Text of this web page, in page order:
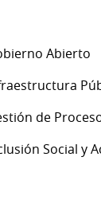
Abierto
de
Social y